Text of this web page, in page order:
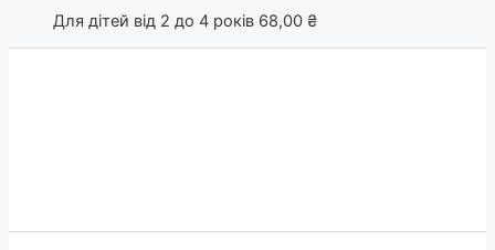
Для дітей від 2 до 4 років 68,00 ₴